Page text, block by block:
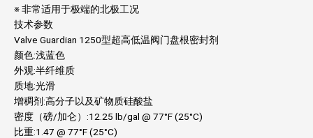
※ 非常适用于极端的北极工况
技术参数
Valve Guardian 1250型超高低温阀门盘根密封剂
颜色:浅蓝色
外观:半纤维质
质地:光滑
增稠剂:高分子以及矿物质硅酸盐
密度（磅/加仑）:12.25 lb/gal @ 77°F (25°C)
比重:1.47 @ 77°F (25°C)